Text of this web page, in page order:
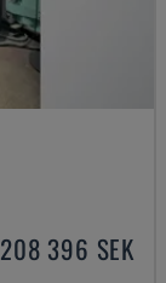
208 396 SEK